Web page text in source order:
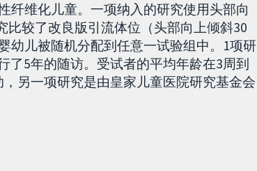
纤维化儿童。一项纳入的研究使用头部向
比较了改良版引流体位（头部向上倾斜30
幼儿被随机分配到任意一试验组中。1项研
了5年的随访。受试者的平均年龄在3周到
另一项研究是由皇家儿童医院研究基金会